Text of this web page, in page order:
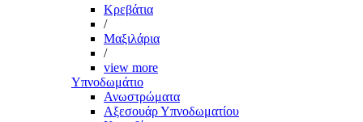
Κρεβάτια
/
Μαξιλάρια
/
view more
Υπνοδωμάτιο
Ανωστρώματα
Αξεσουάρ Υπνοδωματίου